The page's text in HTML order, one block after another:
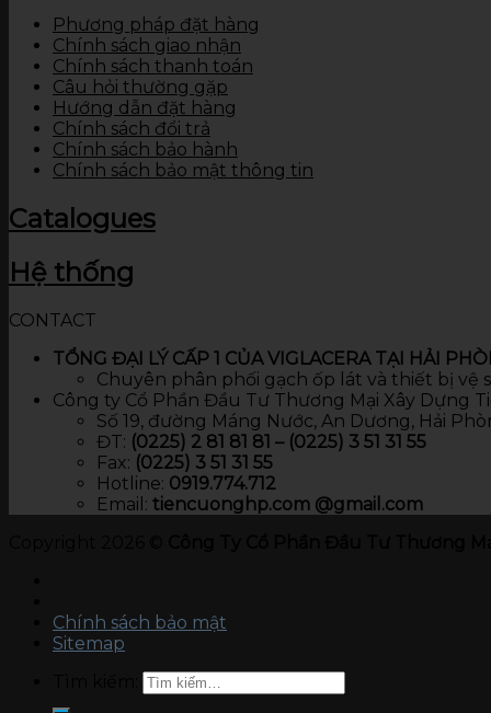
Sen vòi
Các thiết bị khác
Phương pháp đặt hàng
Chính sách giao nhận
Chính sách thanh toán
Câu hỏi thường gặp
Hướng dẫn đặt hàng
Chính sách đổi trả
Chính sách bảo hành
Chính sách bảo mật thông tin
Catalogues
Hệ thống
CONTACT
TỔNG ĐẠI LÝ CẤP 1 CỦA VIGLACERA TẠI HẢI
Chuyên phân phối gạch ốp lát và thiết bị vệ
Công ty Cổ Phần Đầu Tư Thương Mại Xây Dựng
Số 19, đường Máng Nước, An Dương, Hải
ĐT: (0225) 2 81 81 81 – (0225) 3 51 31 55
Fax: (0225) 3 51 31 55
Hotline: 0919.774.712​
Email: tiencuonghp.com @gmail.com
Chính sách bảo mật
Sitemap